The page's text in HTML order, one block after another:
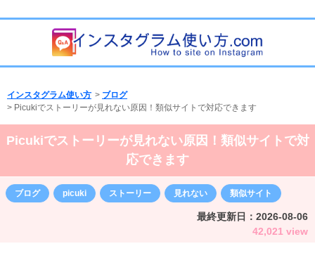
インスタグラム使い方 > ブログ
> Picukiでストーリーが見れない原因！類似サイトで対応できます
Picukiでストーリーが見れない原因！類似サイトで対
応できます
ブログ picuki ストーリー 見れない 類似サイト
最終更新日： 2026-08-06
42,021 view